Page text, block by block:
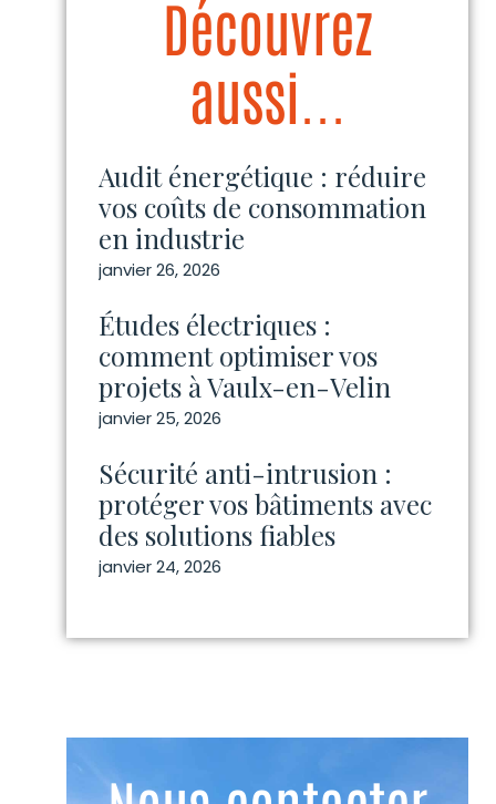
Découvrez
aussi...
Audit énergétique : réduire
vos coûts de consommation
en industrie
janvier 26, 2026
Études électriques :
comment optimiser vos
projets à Vaulx-en-Velin
janvier 25, 2026
Sécurité anti-intrusion :
protéger vos bâtiments avec
des solutions fiables
janvier 24, 2026